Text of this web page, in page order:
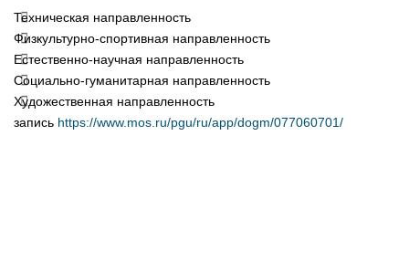
Техническая направленность
Физкультурно-спортивная направленность
Естественно-научная направленность
Социально-гуманитарная направленность
Художественная направленность
запись https://www.mos.ru/pgu/ru/app/dogm/077060701/